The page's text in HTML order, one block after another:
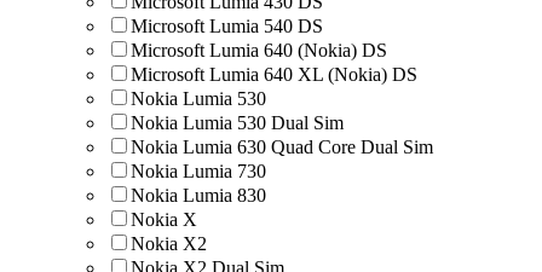
Microsoft Lumia 540 DS
Microsoft Lumia 640 (Nokia) DS
Microsoft Lumia 640 XL (Nokia) DS
Nokia Lumia 530
Nokia Lumia 530 Dual Sim
Nokia Lumia 630 Quad Core Dual Sim
Nokia Lumia 730
Nokia Lumia 830
Nokia X
Nokia X2
Nokia X2 Dual Sim